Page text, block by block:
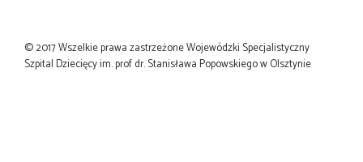
© 2017 Wszelkie prawa zastrzeżone Wojewódzki Specjalistyczny
Szpital Dziecięcy im. prof dr. Stanisława Popowskiego w Olsztynie